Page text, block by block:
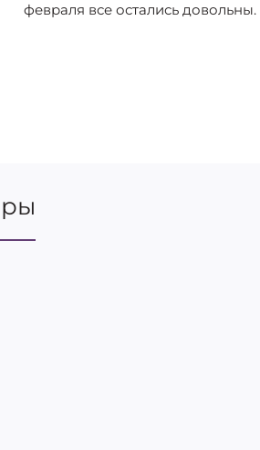
февраля все остались довольны.